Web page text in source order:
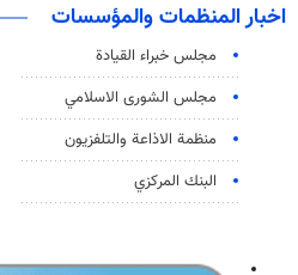
اخبار المنظمات والمؤسسات
مجلس خبراء القيادة
مجلس الشورى الاسلامي
منظمة الاذاعة والتلفزیون
البنك المركزي